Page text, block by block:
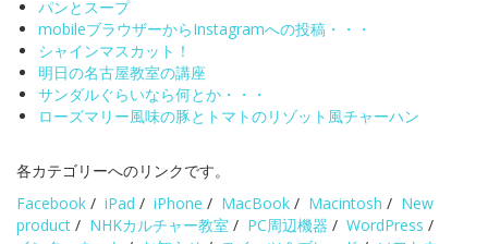
パンとスープ
mobileブラウザーからInstagramへの投稿・・・
シャインマスカット！
明日の名古屋教室の講座
サンダルぐらいなら何とか・・・
ローズマリー風味の豚とトマトのリゾット風チャーハン
各カテゴリーへのリンクです。
Facebook / iPad / iPhone / MacBook / Macintosh / New
product / NHKカルチャー教室 / PC周辺機器 / WordPress /